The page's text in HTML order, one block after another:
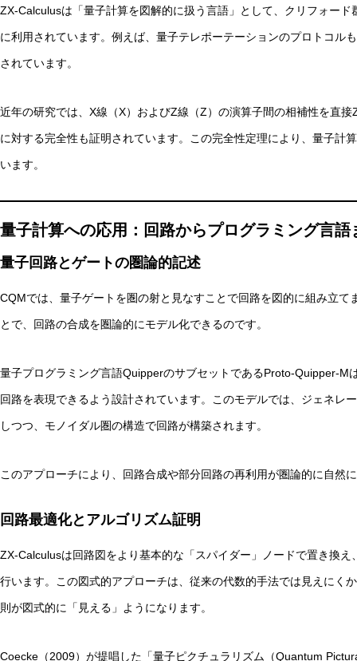
ZX-Calculusは「量子計算を図解的に扱う言語」として、クリフォー
に利用されています。例えば、量子テレポーテーションのプロトコル
されています。
近年の研究では、X線（X）およびZ線（Z）の演算子間の相補性を直
に対する完全性も証明されています。この完全性定理により、量子計
います。
量子計算への応用：回路からプログラミング言語
量子回路とゲートの圏論的記述
CQMでは、量子ゲートを圏の射と見なすことで回路を図的に組み立
とで、回路の合成を圏論的にモデル化できるのです。
量子プログラミング言語QuipperのサブセットであるProto-Quipper-M
回路を表現できるよう設計されています。このモデルでは、ジェネレ
しつつ、モノイダル圏の構造で回路が構築されます。
このアプローチにより、回路合成や部分回路の再利用が圏論的に自然
回路最適化とアルゴリズム証明
ZX-Calculusは回路図をより基本的な「スパイダー」ノードで置き換
行います。この図式的アプローチは、従来の代数的手法では見えにく
則が図式的に「見える」ようになります。
Coecke（2009）が提唱した「量子ピクチュラリズム（Quantum